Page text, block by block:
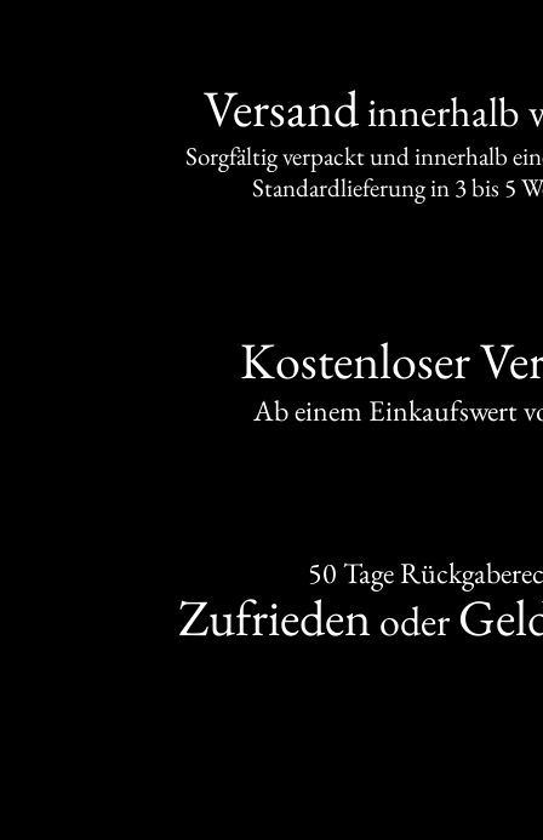
Versandinnerhalb
Sorgfältig verpackt und innerhalb
Standardlieferung in 3 bis 5
Kostenloser
Ab einem Einkaufswert
50 Tage
Zufrieden oder